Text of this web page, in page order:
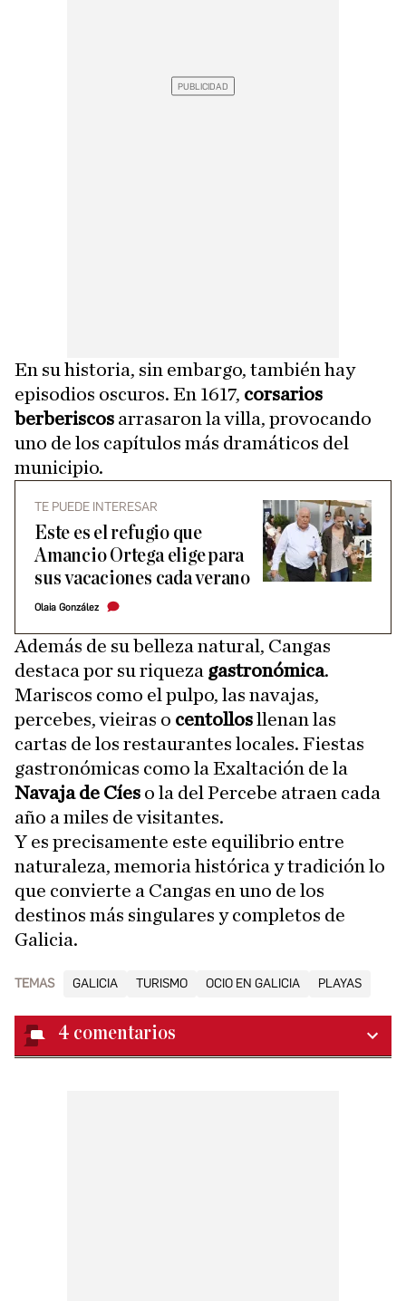
En su historia, sin embargo, también hay
episodios oscuros. En 1617, corsarios
berberiscos arrasaron la villa, provocando
uno de los capítulos más dramáticos del
municipio.
TE PUEDE INTERESAR
Este es el refugio que
Amancio Ortega elige para
sus vacaciones cada verano
Olaia González
Además de su belleza natural, Cangas
destaca por su riqueza gastronómica.
Mariscos como el pulpo, las navajas,
percebes, vieiras o centollosllenan las
cartas de los restaurantes locales. Fiestas
gastronómicas como la Exaltación de la
Navaja de Cíes o la del Percebe atraen cada
año a miles de visitantes.
Y es precisamente este equilibrio entre
naturaleza, memoria histórica y tradición lo
que convierte a Cangas en uno de los
destinos más singulares y completos de
Galicia.
TEMAS GALICIA TURISMO OCIO EN GALICIA PLAYAS
4 comentarios